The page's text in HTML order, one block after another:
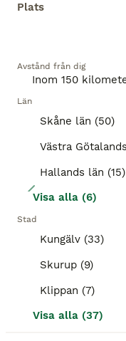
Plats
Avstånd från dig
Län
Skåne län (50)
Västra
Hallands län (15)
Visa alla (6)
Stad
Kungälv (33)
Skurup (9)
Klippan (7)
Visa alla (37)
Cheval Liberté
Till saluBegagnad